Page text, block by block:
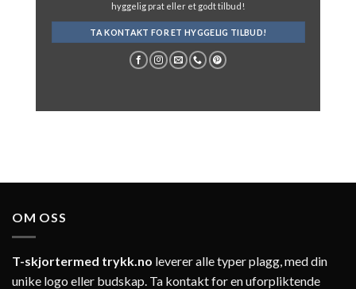
hyggelig prat eller et godt tilbud!
TA KONTAKT FOR ET HYGGELIG TILBUD!
OM OSS
T-skjortermed trykk.no leverer alle typer plagg, med din
unike logo eller budskap. Ta kontakt for en uforpliktende